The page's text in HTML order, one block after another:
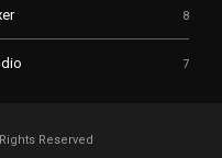
8
7
Reserved